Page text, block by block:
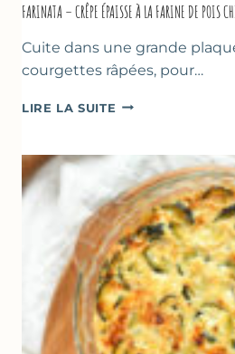
FARINATA – CRÊPE ÉPAISSE À LA FARINE DE POIS
Cuite dans une grande
courgettes râpées, pour…
LIRE LA SUITE FARINATA
ÉPAISSE
À
LA
FARINE
DE
POIS
CHICHE
–
CUISSON
AU
FOUR